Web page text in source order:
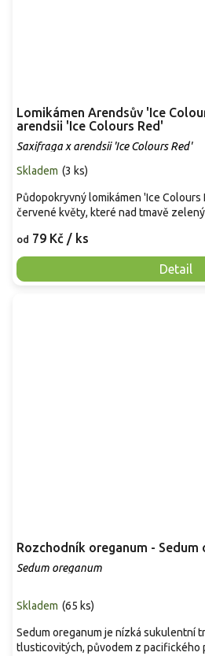
Lomikámen Arendsův 'Ice
arendsii 'Ice Colours Red'
Saxifraga x arendsii 'Ice Colours Red'
Skladem (3 ks)
od 79 Kč / ks
Detail
Půdopokryvný lomikámen 'Ice Colours
červené květy, které nad tmavě
Rozchodník oreganum - Sedum
Sedum oreganum
Skladem (65 ks)
Sedum oreganum je nízká sukulentní
tlusticovitých, původem z pacifického